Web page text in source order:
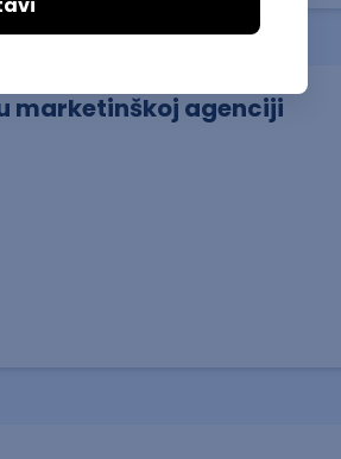
marketinškoj agenciji